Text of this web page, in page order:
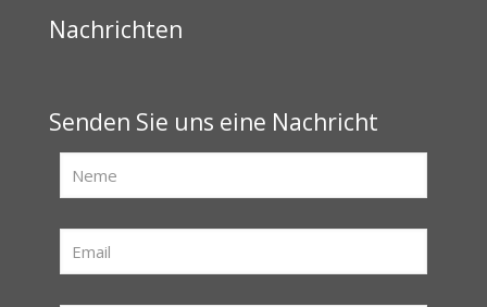
Nachrichten
Senden Sie uns eine Nachricht